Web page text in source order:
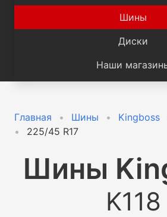
Шины
Диски
Наши
Главная Шины Kingboss
225/45 R17
Шины
K118